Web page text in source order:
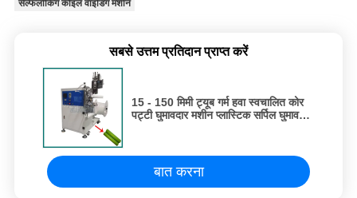
सेल्फलॉकिंग कॉइल वाइंडिंग मशीन
सबसे उत्तम प्रतिदान प्राप्त करें
15 - 150 मिमी ट्यूब गर्म हवा स्वचालित कोर
पट्टी घुमावदार मशीन प्लास्टिक सर्पिल घुमावदार
बात करना